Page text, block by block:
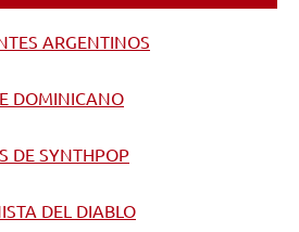
ARGENTINOS
DOMINICANO
DE SYNTHPOP
DEL DIABLO